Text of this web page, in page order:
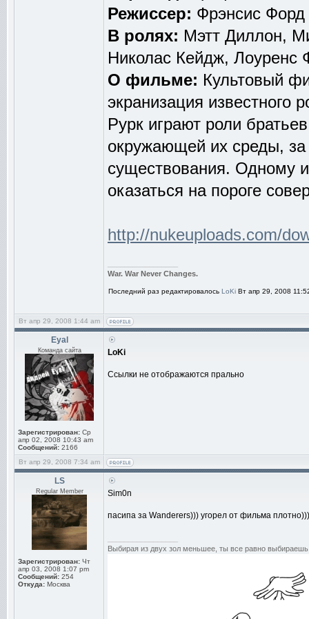
Режиссер: Фрэнсис Форд
В ролях: Мэтт Диллон,
Николас Кейдж, Лоуренс
О фильме: Культовый
экранизация
Рурк играют роли
окружающей их среды, за
существования. Одному
оказаться на пороге
http://nukeuploads.com/
War. War Never Changes.
Последний раз редактировалось LoKi Вт апр 29, 2008
Вт апр 29, 2008 1:44 am
Eyal
Команда сайта
Зарегистрирован: Ср
апр 02, 2008 10:43 am
Сообщений: 2166
LoKi
Ссылки не отображаются прально
Вт апр 29, 2008 7:34 am
LS
Regular Member
Зарегистрирован: Чт
апр 03, 2008 1:07 pm
Сообщений: 254
Откуда: Москва
Sim0n
пасипа за Wanderers))) угорел от фильма плотно)))
Выбирая из двух зол меньшее, ты все равно выбираешь